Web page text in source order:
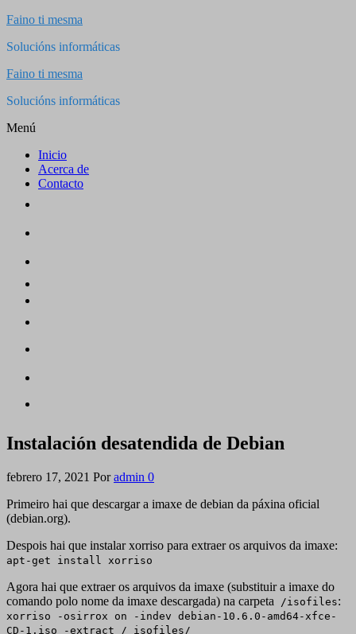
Saltar
contenido
Faino ti mesma
Solucións informáticas
Faino ti mesma
Solucións informáticas
Menú
Inicio
Acerca de
Contacto
Instalación desatendida de Debian
febrero 17, 2021 Por admin 0
Primeiro hai que descargar a imaxe de debian da páxina oficial
(debian.org).
Despois hai que instalar xorriso para extraer os arquivos da imaxe:
apt-get install xorriso
Agora hai que extraer os arquivos da imaxe (substituir a imaxe do
comando polo nome da imaxe descargada) na carpeta /isofiles:
xorriso -osirrox on -indev debian-10.6.0-amd64-xfce-
CD-1.iso -extract / isofiles/